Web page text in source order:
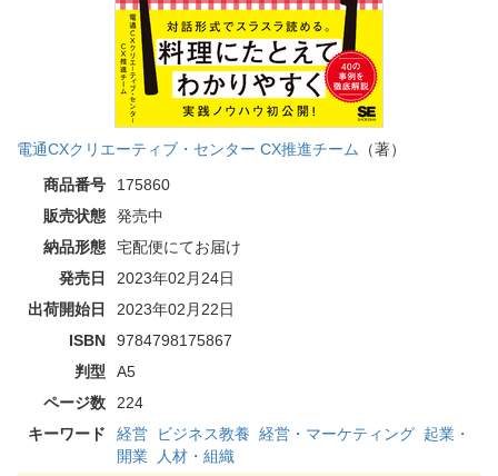
電通CXクリエーティブ・センター CX推進チーム
（著）
商品番号
175860
販売状態
発売中
納品形態
宅配便にてお届け
発売日
2023年02月24日
出荷開始日
2023年02月22日
ISBN
9784798175867
判型
A5
ページ数
224
キーワード
経営 ビジネス教養 経営・マーケティング 起業・
開業
人材・組織